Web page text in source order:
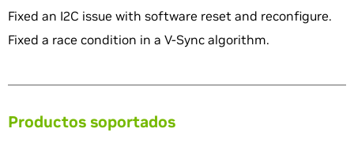
Fixed an I2C issue with software reset and reconfigure.
Fixed a race condition in a V-Sync algorithm.
Productos soportados